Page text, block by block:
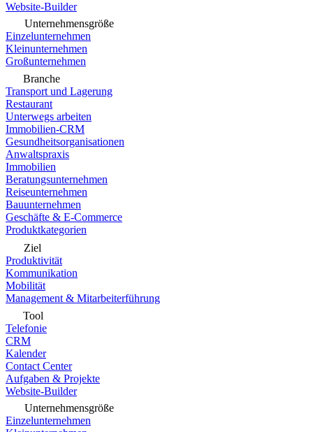
Website-Builder
Unternehmensgröße
Einzelunternehmen
Kleinunternehmen
Großunternehmen
Branche
Transport und Lagerung
Restaurant
Unterwegs arbeiten
Immobilien-CRM
Gesundheitsorganisationen
Anwaltspraxis
Immobilien
Beratungsunternehmen
Reiseunternehmen
Bauunternehmen
Geschäfte & E-Commerce
Produktkategorien
Ziel
Produktivität
Kommunikation
Mobilität
Management & Mitarbeiterführung
Tool
Telefonie
CRM
Kalender
Contact Center
Aufgaben & Projekte
Website-Builder
Unternehmensgröße
Einzelunternehmen